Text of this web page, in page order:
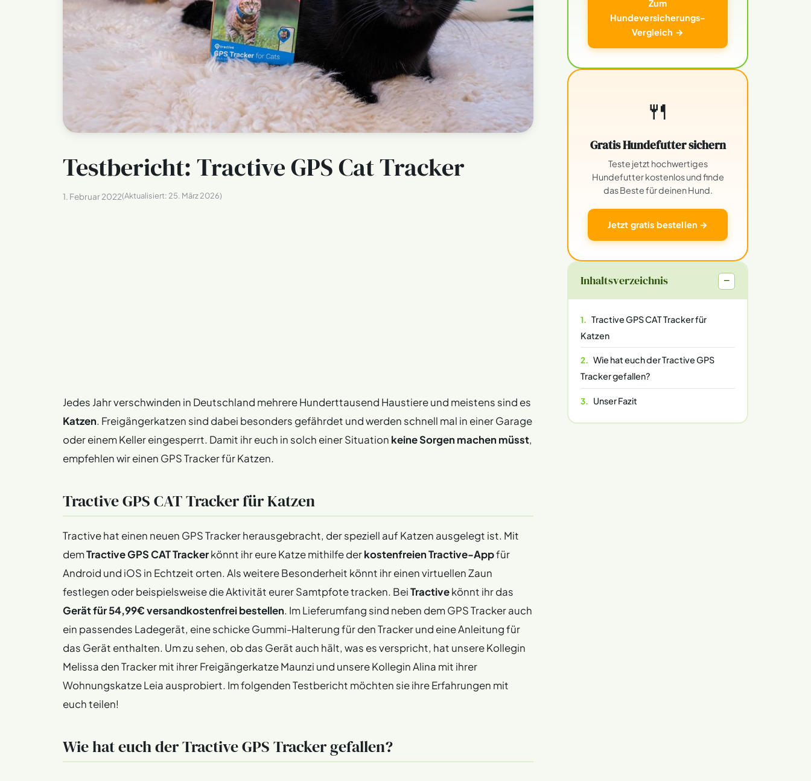
Testbericht: Tractive GPS Cat Tracker
1. Februar 2022(Aktualisiert: 25. März 2026)
Jedes Jahr verschwinden in Deutschland mehrere Hunderttausend Haustiere und meistens sind es
Katzen. Freigängerkatzen sind dabei besonders gefährdet und werden schnell mal in einer Garage
oder einem Keller eingesperrt. Damit ihr euch in solch einer Situation keine Sorgen machen müsst,
empfehlen wir einen GPS Tracker für Katzen.
Tractive GPS CAT Tracker für Katzen
Tractive hat einen neuen GPS Tracker herausgebracht, der speziell auf Katzen ausgelegt ist. Mit
demTractive GPS CAT Trackerkönnt ihr eure Katze mithilfe derkostenfreien Tractive-Appfür
Android und iOS in Echtzeit orten. Als weitere Besonderheit könnt ihr einen virtuellen Zaun
festlegen oder beispielsweise die Aktivität eurer Samtpfote tracken. BeiTractivekönnt ihr das
Gerät für 54,99€ versandkostenfrei bestellen. Im Lieferumfang sind neben dem GPS Tracker auch
ein passendes Ladegerät, eine schicke Gummi-Halterung für den Tracker und eine Anleitung für
das Gerät enthalten. Um zu sehen, ob das Gerät auch hält, was es verspricht, hat unsere Kollegin
Melissa den Tracker mit ihrer Freigängerkatze Maunzi und unsere Kollegin Alina mit ihrer
Wohnungskatze Leia ausprobiert. Im folgenden Testbericht möchten sie ihre Erfahrungen mit
euch teilen!
Wie hat euch der Tractive GPS Tracker gefallen?
Zum
Hundeversicherungs-
Vergleich →
🍴
Gratis Hundefutter sichern
Teste jetzt hochwertiges
Hundefutter kostenlos und finde
das Beste für deinen Hund.
Jetzt gratis bestellen →
Inhaltsverzeichnis −
Tractive GPS CAT Tracker für
Katzen
Wie hat euch der Tractive GPS
Tracker gefallen?
Unser Fazit